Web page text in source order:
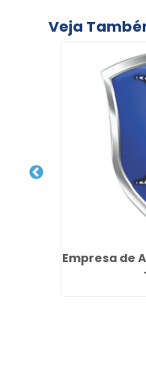
Veja
Empresa de